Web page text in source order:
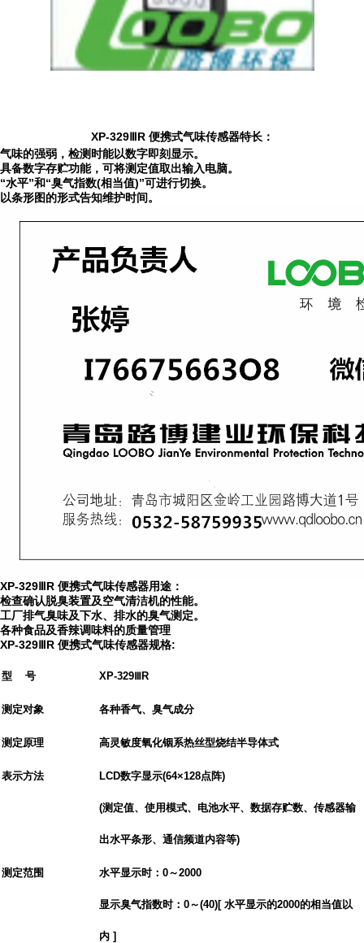
XP-329ⅢR 便携式气味传感器特长：
气味的强弱，检测时能以数字即刻显示。
具备数字存贮功能，可将测定值取出输入电脑。
“水平”和“臭气指数(相当值)”可进行切换。
以条形图的形式告知维护时间。
XP-329ⅢR 便携式气味传感器用途：
检查确认脱臭装置及空气清洁机的性能。
工厂排气臭味及下水、排水的臭气测定。
各种食品及香辣调味料的质量管理
XP-329ⅢR 便携式气味传感器规格:
型 号 XP-329ⅢR
测定对象 各种香气、臭气成分
测定原理 高灵敏度氧化铟系热丝型烧结半导体式
表示方法 LCD数字显示(64×128点阵)
(测定值、使用模式、电池水平、数据存贮数、传感器输
出水平条形、通信频道内容等)
测定范围 水平显示时： 0～2000
显示臭气指数时： 0～(40)[ 水平显示的2000的相当值以
内 ]